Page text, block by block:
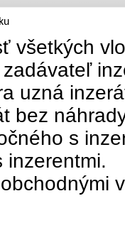
všetkých
uzná
bez
s
inzerentmi.